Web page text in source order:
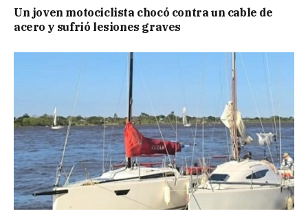
Un joven motociclista chocó contra un cable de
acero y sufrió lesiones graves